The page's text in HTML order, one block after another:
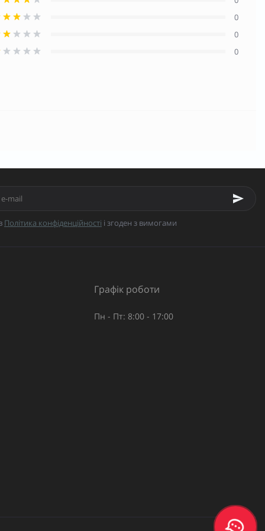
0
0
0
Політика конфіденційності і згоден з вимогами
Графік роботи
Пн - Пт: 8:00 - 17:00